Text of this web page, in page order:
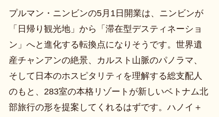
プルマン・ニンビンの5月1日開業は、ニンビンが
「日帰り観光地」から「滞在型デスティネーショ
ン」へと進化する転換点になりそうです。世界遺
産チャンアンの絶景、カルスト山脈のパノラマ、
そして日本のホスピタリティを理解する総支配人
のもと、283室の本格リゾートが新しいベトナム北
部旅行の形を提案してくれるはずです。ハノイ＋